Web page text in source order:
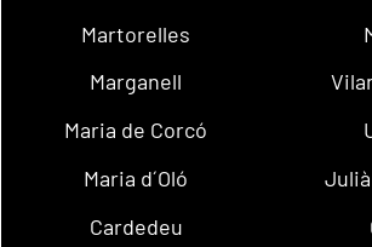
Martorelles
Marganell
Maria de Corcó
Maria d´Oló
Cardedeu